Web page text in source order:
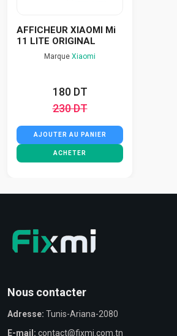
AFFICHEUR XIAOMI Mi
11 LITE ORIGINAL
Marque Xiaomi
180 DT
230 DT
AJOUTER AU PANIER
ACHETER
Nous contacter
Adresse: Tunis-Ariana-2080
E-mail: contact@fixmi.com.tn